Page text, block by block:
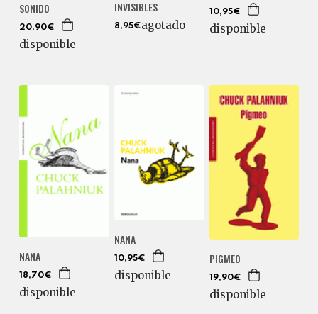
SONIDO
20,90€
disponible
INVISIBLES
8,95€agotado
10,95€
disponible
NANA
18,70€
disponible
NANA
10,95€
disponible
PIGMEO
19,90€
disponible